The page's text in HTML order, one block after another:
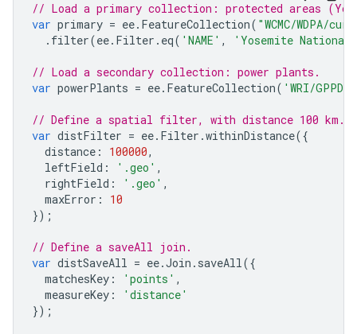
// Load a primary collection: protected areas
var primary = ee. FeatureCollection( "WCMC/WDPA/
. filter(ee. Filter . eq( 'NAME' , 'Yosemite
// Load a secondary collection: power plants.
var powerPlants = ee. FeatureCollection( 'WRI/
// Define a spatial filter, with distance 100 km.
var distFilter = ee. Filter .withinDistance({
distance : 100000,
leftField : '.geo' ,
rightField : '.geo' ,
maxError :
10
});
// Define a saveAll join.
var distSaveAll = ee.Join . saveAll({
matchesKey : 'points' ,
measureKey :
'distance'
});